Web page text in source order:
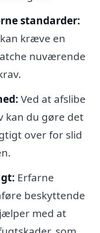
standarder:
kræve en
nuværende
Ved at afslibe
kan du gøre det
over for slid
Erfarne
beskyttende
med at